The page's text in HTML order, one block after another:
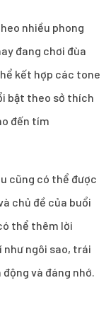
nhiều phong
đang chơi đùa
kết hợp các tone
bật theo sở thích
đến tím
cũng có thể được
chủ đề của buổi
thể thêm lời
ngôi sao, trái
và đáng nhớ.